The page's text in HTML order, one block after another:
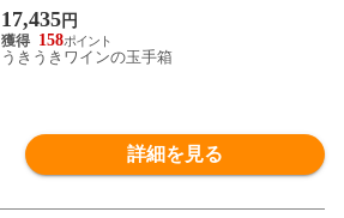
イズ 正規輸入代理店品 （フランス シャン
パン）
17,435円
158
うきうきワインの玉手箱
詳細を見る